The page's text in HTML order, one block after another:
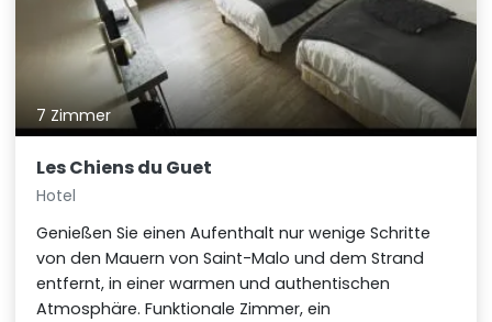
7 Zimmer
Les Chiens du Guet
Hotel
Genießen Sie einen Aufenthalt nur wenige Schritte
von den Mauern von Saint-Malo und dem Strand
entfernt, in einer warmen und authentischen
Atmosphäre. Funktionale Zimmer, ein